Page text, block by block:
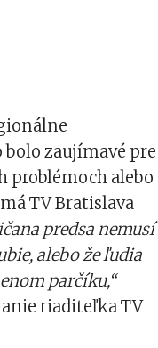
bolo zaujímavé pre
problémoch alebo
TV Bratislava
predsa nemusí
alebo že ľudia
parčíku,“
riaditeľka TV